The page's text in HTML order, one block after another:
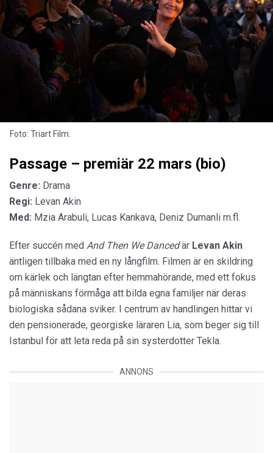
Foto: Triart Film.
Passage – premiär 22 mars (bio)
Genre: Drama
Regi: Levan Akin
Med: Mzia Arabuli, Lucas Kankava, Deniz Dumanli m.fl.
Efter succén med And Then We Dancedär Levan Akin
äntligen tillbaka med en ny långfilm. Filmen är en skildring
om kärlek och längtan efter hemmahörande, med ett fokus
på människans förmåga att bilda egna familjer när deras
biologiska sådana sviker. I centrum av handlingen hittar vi
den pensionerade, georgiske läraren Lia, som beger sig till
Istanbul för att leta reda på sin systerdotter Tekla.
ANNONS